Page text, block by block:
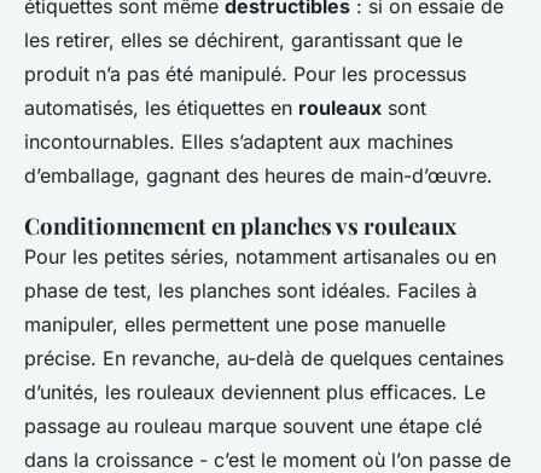
étiquettes sont même destructibles : si on essaie de
les retirer, elles se déchirent, garantissant que le
produit n’a pas été manipulé. Pour les processus
automatisés, les étiquettes en rouleaux sont
incontournables. Elles s’adaptent aux machines
d’emballage, gagnant des heures de main-d’œuvre.
Conditionnement en planches vs rouleaux
Pour les petites séries, notamment artisanales ou en
phase de test, les planches sont idéales. Faciles à
manipuler, elles permettent une pose manuelle
précise. En revanche, au-delà de quelques centaines
d’unités, les rouleaux deviennent plus efficaces. Le
passage au rouleau marque souvent une étape clé
dans la croissance - c’est le moment où l’on passe de